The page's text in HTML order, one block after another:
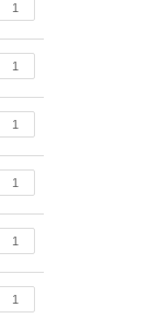
1
1
1
1
1
1